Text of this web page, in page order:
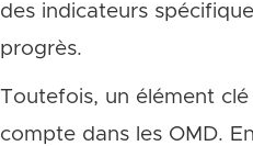
des indicateurs
progrès.
Toutefois, un élément clé
compte dans les OMD.